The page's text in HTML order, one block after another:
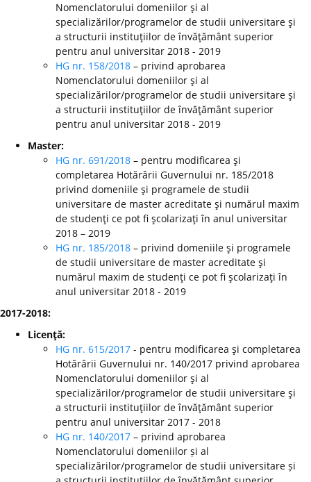
Nomenclatorului domeniilor şi al
specializărilor/programelor de studii universitare şi
a structurii instituţiilor de învăţământ superior
pentru anul universitar 2018 - 2019
HG nr. 158/2018 – privind aprobarea
Nomenclatorului domeniilor şi al
specializărilor/programelor de studii universitare şi
a structurii instituţiilor de învăţământ superior
pentru anul universitar 2018 - 2019
Master:
HG nr. 691/2018 – pentru modificarea şi
completarea Hotărârii Guvernului nr. 185/2018
privind domeniile şi programele de studii
universitare de master acreditate şi numărul maxim
de studenţi ce pot fi şcolarizaţi în anul universitar
2018 – 2019
HG nr. 185/2018 – privind domeniile şi programele
de studii universitare de master acreditate şi
numărul maxim de studenţi ce pot fi şcolarizaţi în
anul universitar 2018 - 2019
2017-2018:
Licenţă:
HG nr. 615/2017 - pentru modificarea şi completarea
Hotărârii Guvernului nr. 140/2017 privind aprobarea
Nomenclatorului domeniilor şi al
specializărilor/programelor de studii universitare şi
a structurii instituţiilor de învăţământ superior
pentru anul universitar 2017 - 2018
HG nr. 140/2017 – privind aprobarea
Nomenclatorului domeniilor și al
specializărilor/programelor de studii universitare și